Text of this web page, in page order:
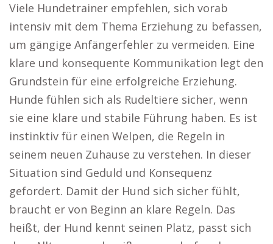
Viele Hundetrainer empfehlen, sich vorab
intensiv mit dem Thema Erziehung zu befassen,
um gängige Anfängerfehler zu vermeiden. Eine
klare und konsequente Kommunikation legt den
Grundstein für eine erfolgreiche Erziehung.
Hunde fühlen sich als Rudeltiere sicher, wenn
sie eine klare und stabile Führung haben. Es ist
instinktiv für einen Welpen, die Regeln in
seinem neuen Zuhause zu verstehen. In dieser
Situation sind Geduld und Konsequenz
gefordert. Damit der Hund sich sicher fühlt,
braucht er von Beginn an klare Regeln. Das
heißt, der Hund kennt seinen Platz, passt sich